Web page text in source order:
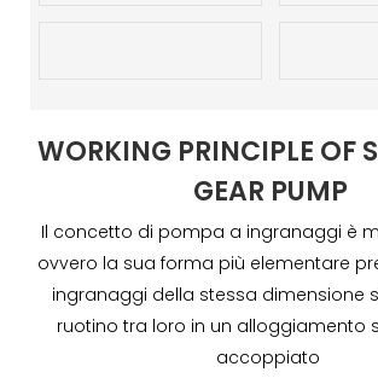
WORKING PRINCIPLE OF
GEAR PUMP
Il concetto di pompa a ingranaggi è
ovvero la sua forma più elementare
ingranaggi della stessa dimensione
ruotino tra loro in un alloggiamento
accoppiato